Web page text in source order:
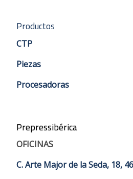
Productos
CTP
Piezas
Procesadoras
Prepressibérica
OFICINAS
C. Arte Major de la Seda, 18,